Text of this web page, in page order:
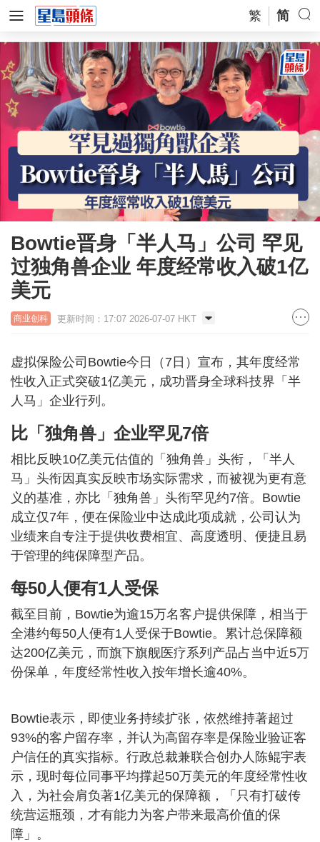
繁 简
Bowtie晋身「半人马」公司 罕见
过独角兽企业 年度经常收入破1亿
美元
商业创科 更新时间：17:07 2026-07-07 HKT
虚拟保险公司Bowtie今日（7日）宣布，其年度经常
性收入正式突破1亿美元，成功晋身全球科技界「半
人马」企业行列。
比「独角兽」企业罕见7倍
相比反映10亿美元估值的「独角兽」头衔，「半人
马」头衔因真实反映市场实际需求，而被视为更有意
义的基准，亦比「独角兽」头衔罕见约7倍。Bowtie
成立仅7年，便在保险业中达成此项成就，公司认为
业绩来自专注于提供收费相宜、高度透明、便捷且易
于管理的纯保障型产品。
每50人便有1人受保
截至目前，Bowtie为逾15万名客户提供保障，相当于
全港约每50人便有1人受保于Bowtie。累计总保障额
达200亿美元，而旗下旗舰医疗系列产品占当中近5万
份保单，年度经常性收入按年增长逾40%。
Bowtie表示，即使业务持续扩张，依然维持著超过
93%的客户留存率，并认为高留存率是保险业验证客
户信任的真实指标。行政总裁兼联合创办人陈鲲宇表
示，现时每位同事平均撑起50万美元的年度经常性收
入，为社会肩负著1亿美元的保障额，「只有打破传
统营运瓶颈，才有能力为客户带来最高价值的保
障」。